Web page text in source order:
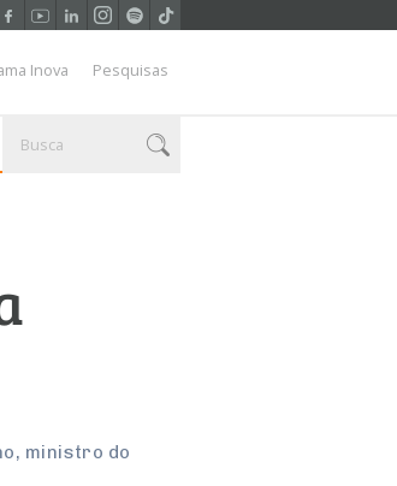
Inova Pesquisas
ministro do